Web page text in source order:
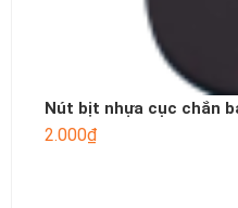
Nút bịt nhựa cục chắn
2.000₫